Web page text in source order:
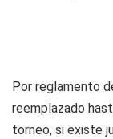
Por reglamento
reemplazado
torneo, si existe